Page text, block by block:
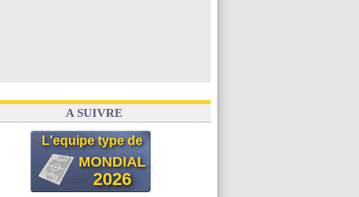
A SUIVRE
L'equipe type de
MONDIAL
2026